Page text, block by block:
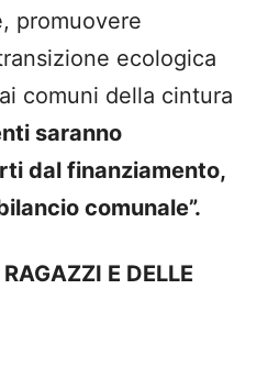
promuovere
ecologica
comuni della cintura
saranno
dal finanziamento,
comunale”.
E DELLE